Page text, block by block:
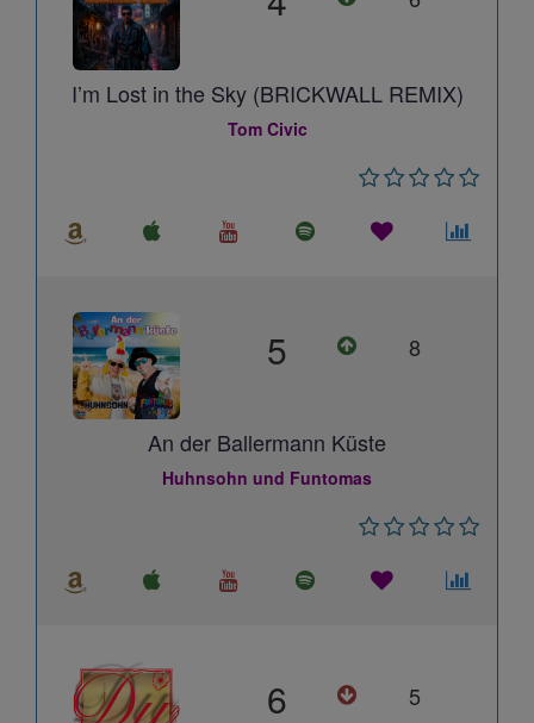
I’m Lost in the Sky (BRICKWALL REMIX)
Tom Civic
5 8
An der Ballermann Küste
Huhnsohn und Funtomas
6 5